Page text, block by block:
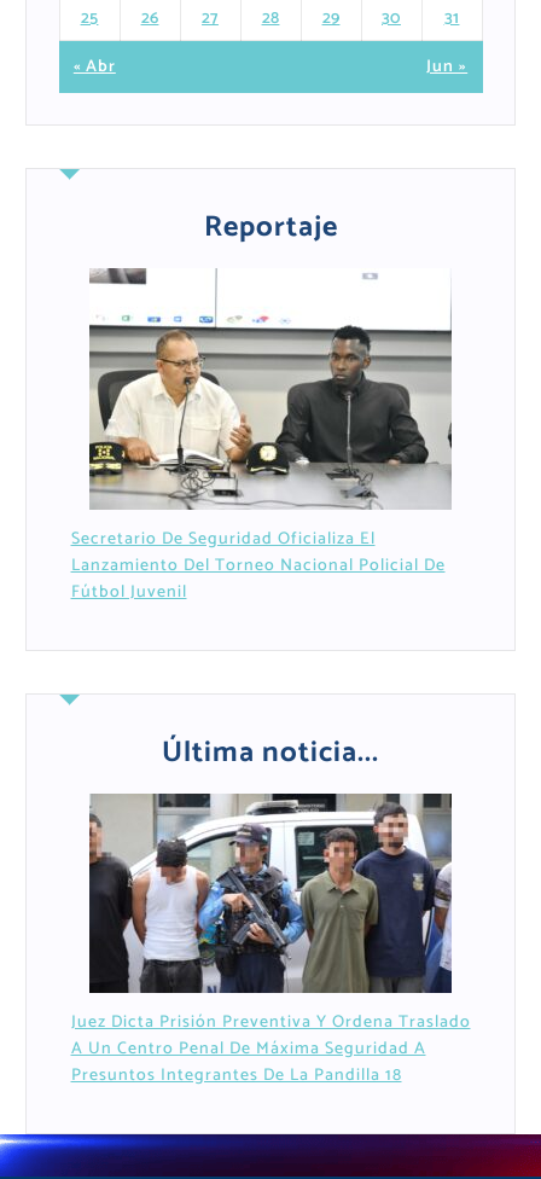
25
26 27 28 29 30
31
« Abr
Jun »
Reportaje
Secretario De Seguridad Oficializa El
Lanzamiento Del Torneo Nacional Policial De
Fútbol Juvenil
Última noticia...
Juez Dicta Prisión Preventiva Y Ordena Traslado
A Un Centro Penal De Máxima Seguridad A
Presuntos Integrantes De La Pandilla 18